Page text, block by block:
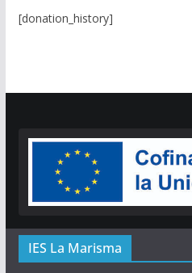
[donation_history]
IES La Marisma